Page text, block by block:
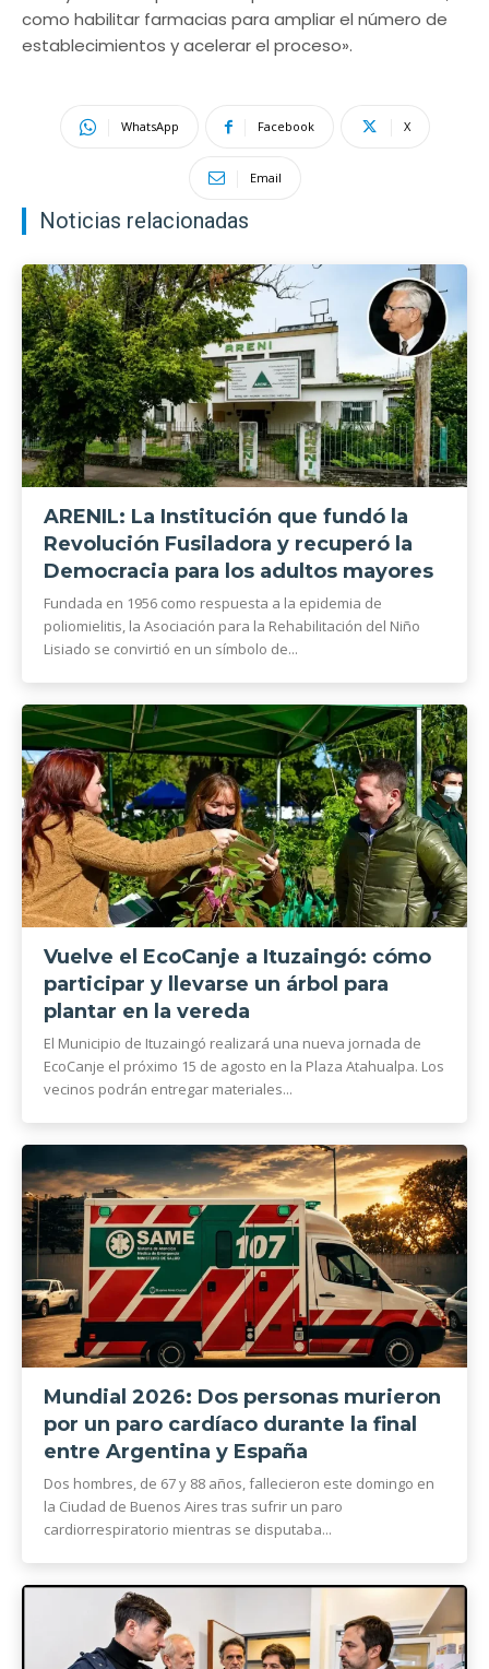
como habilitar farmacias para ampliar el número de
establecimientos y acelerar el proceso».
WhatsApp Facebook X
Email
Noticias relacionadas
ARENIL: La Institución que fundó la
Revolución Fusiladora y recuperó la
Democracia para los adultos mayores
Fundada en 1956 como respuesta a la epidemia de
poliomielitis, la Asociación para la Rehabilitación del Niño
Lisiado se convirtió en un símbolo de...
Vuelve el EcoCanje a Ituzaingó: cómo
participar y llevarse un árbol para
plantar en la vereda
El Municipio de Ituzaingó realizará una nueva jornada de
EcoCanje el próximo 15 de agosto en la Plaza Atahualpa. Los
vecinos podrán entregar materiales...
Mundial 2026: Dos personas murieron
por un paro cardíaco durante la final
entre Argentina y España
Dos hombres, de 67 y 88 años, fallecieron este domingo en
la Ciudad de Buenos Aires tras sufrir un paro
cardiorrespiratorio mientras se disputaba...